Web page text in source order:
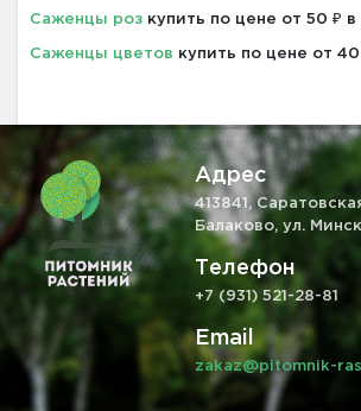
Саженцы роз купить по цене от 50 ₽
Саженцы цветов купить по цене от
Адрес
413841,
Балаково, ул.
Телефон
+7 (931) 521-28-81
Email
zakaz@pitomnik-